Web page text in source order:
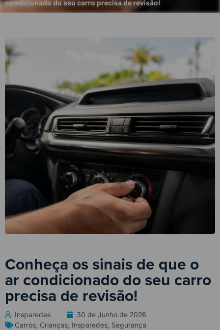
condicionado do seu carro precisa de revisão!
Conheça os sinais de que o
ar condicionado do seu carro
precisa de revisão!
Insparedes
30 de Junho de 2026
Carros, Crianças, Insparedes, Segurança